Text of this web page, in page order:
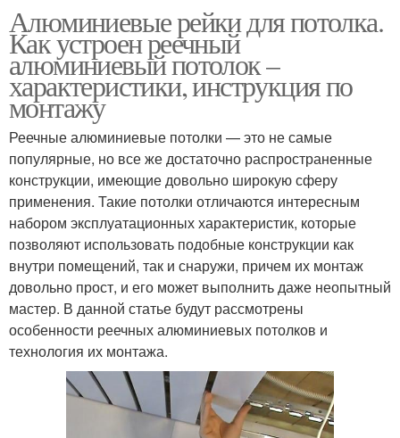
Алюминиевые рейки для потолка.
Как устроен реечный
алюминиевый потолок –
характеристики, инструкция по
монтажу
Реечные алюминиевые потолки — это не самые
популярные, но все же достаточно распространенные
конструкции, имеющие довольно широкую сферу
применения. Такие потолки отличаются интересным
набором эксплуатационных характеристик, которые
позволяют использовать подобные конструкции как
внутри помещений, так и снаружи, причем их монтаж
довольно прост, и его может выполнить даже неопытный
мастер. В данной статье будут рассмотрены
особенности реечных алюминиевых потолков и
технология их монтажа.